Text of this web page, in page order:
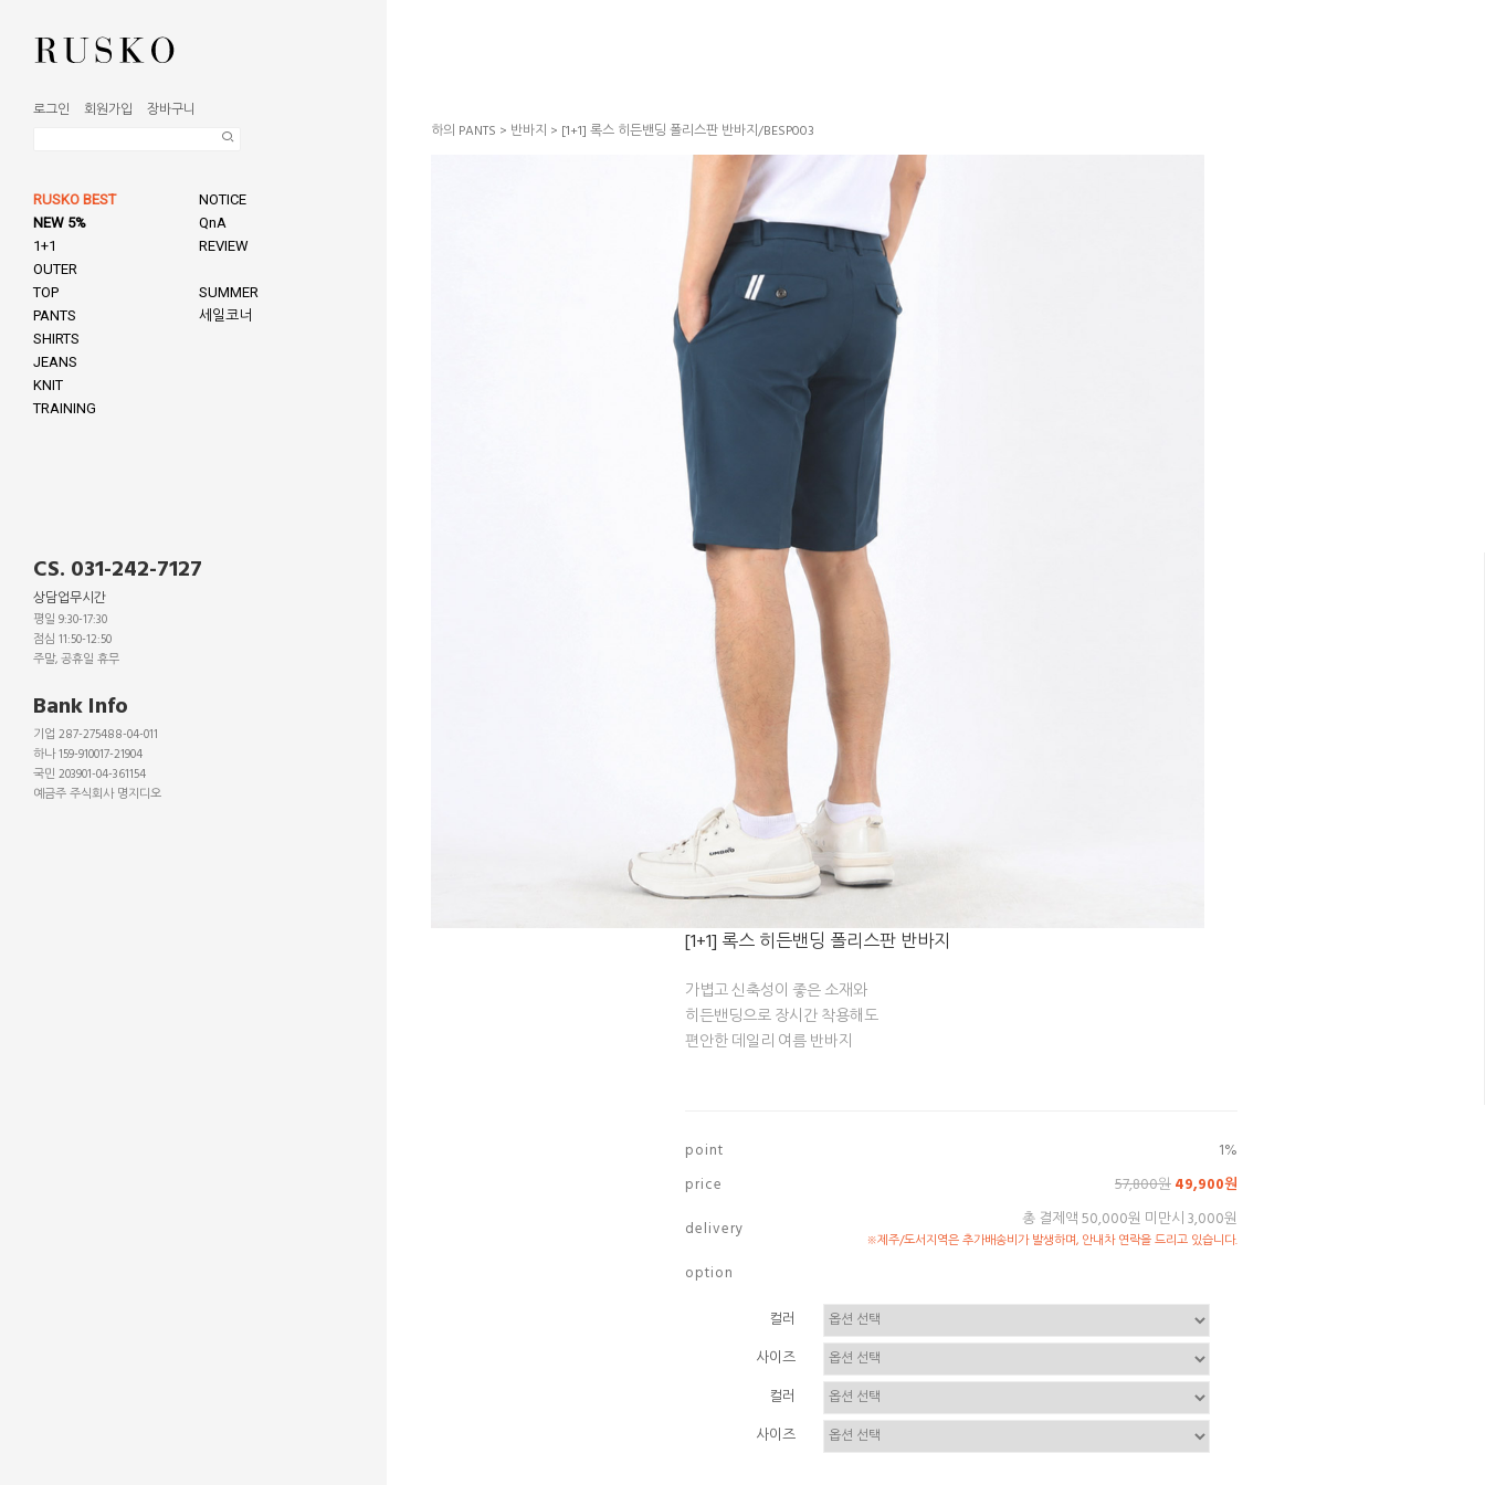
로그인 회원가입 장바구니
RUSKO BEST
NEW 5%
1+1
OUTER
TOP
PANTS
SHIRTS
JEANS
KNIT
TRAINING
NOTICE
QnA
REVIEW
SUMMER
세일코너
CS. 031-242-7127
상담업무시간
평일 9:30-17:30
점심 11:50-12:50
주말, 공휴일 휴무
Bank Info
기업 287-275488-04-011
하나 159-910017-21904
국민 203901-04-361154
예금주 주식회사 명지디오
하의 PANTS > 반바지 > [1+1] 록스 히든밴딩 폴리스판 반바지/BESP003
[1+1] 록스 히든밴딩 폴리스판 반바지
가볍고 신축성이 좋은 소재와
히든밴딩으로 장시간 착용해도
편안한 데일리 여름 반바지
p o i n t
1%
p r i c e
57,800원49,900원
d e l i v e r y
총 결제액 50,000원 미만시 3,000원
※제주/도서지역은 추가배송비가 발생하며, 안내차 연락을 드리고 있습니다.
o p t i o n
컬러
사이즈
컬러
사이즈